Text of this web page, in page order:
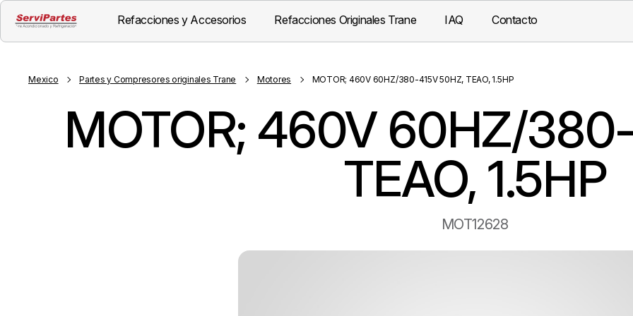
Refacciones y Accesorios Refacciones Originales Trane IAQ Contacto
Mexico Partes y Compresores originales Trane Motores MOTOR; 460V 60HZ/380-415V 50HZ, TEAO, 1.5HP
MOTOR; 460V 60HZ/
TEAO, 1.5HP
MOT12628